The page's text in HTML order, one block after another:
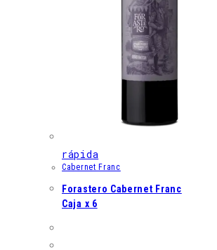
rápida
Cabernet Franc
Forastero Cabernet Franc
Caja x 6